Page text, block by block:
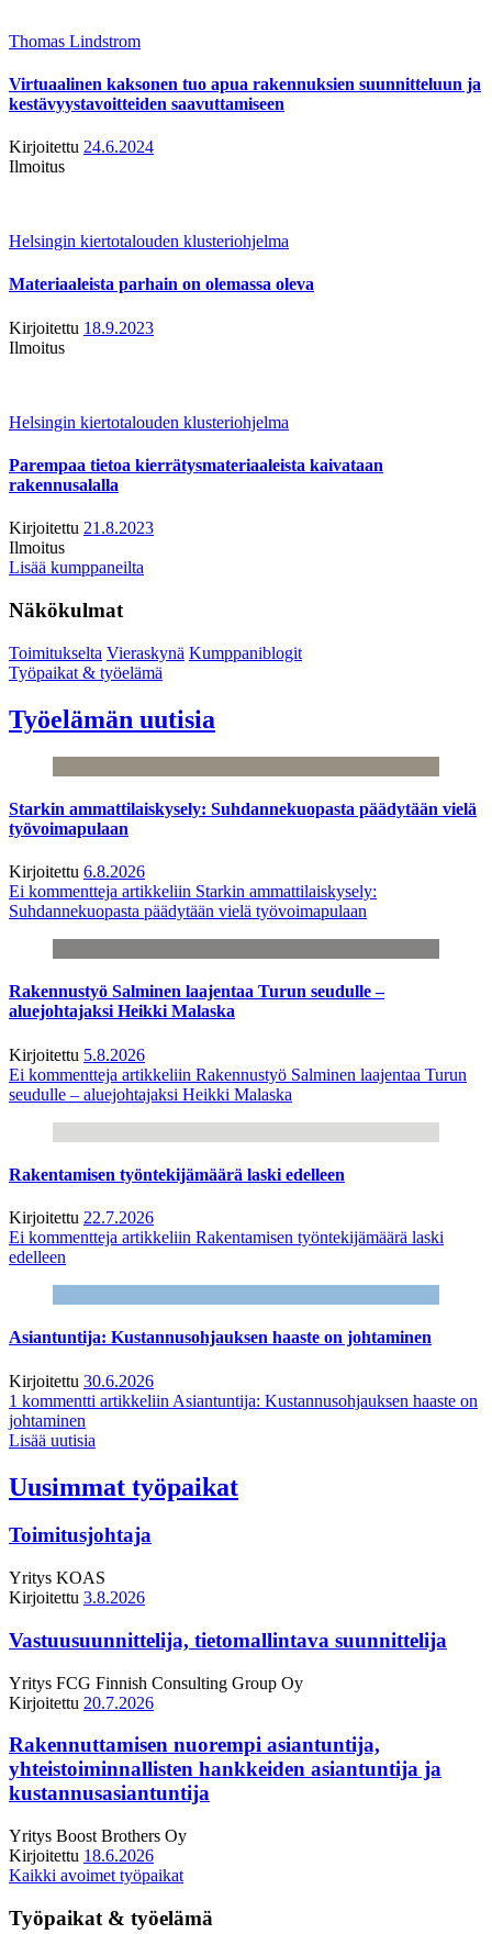
Thomas Lindstrom
Virtuaalinen kaksonen tuo apua rakennuksien suunnitteluun ja
kestävyystavoitteiden saavuttamiseen
Kirjoitettu 24.6.2024
Ilmoitus
Helsingin kiertotalouden klusteriohjelma
Materiaaleista parhain on olemassa oleva
Kirjoitettu 18.9.2023
Ilmoitus
Helsingin kiertotalouden klusteriohjelma
Parempaa tietoa kierrätysmateriaaleista kaivataan
rakennusalalla
Kirjoitettu 21.8.2023
Ilmoitus
Lisää kumppaneilta
Näkökulmat
Toimitukselta Vieraskynä Kumppaniblogit
Työpaikat & työelämä
Työelämän uutisia
Starkin ammattilaiskysely: Suhdannekuopasta päädytään vielä
työvoimapulaan
Kirjoitettu 6.8.2026
Ei kommentteja artikkeliin Starkin ammattilaiskysely:
Suhdannekuopasta päädytään vielä työvoimapulaan
Rakennustyö Salminen laajentaa Turun seudulle –
aluejohtajaksi Heikki Malaska
Kirjoitettu 5.8.2026
Ei kommentteja artikkeliin Rakennustyö Salminen laajentaa Turun
seudulle – aluejohtajaksi Heikki Malaska
Rakentamisen työntekijämäärä laski edelleen
Kirjoitettu 22.7.2026
Ei kommentteja artikkeliin Rakentamisen työntekijämäärä laski
edelleen
Asiantuntija: Kustannusohjauksen haaste on johtaminen
Kirjoitettu 30.6.2026
1 kommentti artikkeliin Asiantuntija: Kustannusohjauksen haaste on
johtaminen
Lisää uutisia
Uusimmat työpaikat
Toimitusjohtaja
Yritys KOAS
Kirjoitettu 3.8.2026
Vastuusuunnittelija, tietomallintava suunnittelija
Yritys FCG Finnish Consulting Group Oy
Kirjoitettu 20.7.2026
Rakennuttamisen nuorempi asiantuntija,
yhteistoiminnallisten hankkeiden asiantuntija ja
kustannusasiantuntija
Yritys Boost Brothers Oy
Kirjoitettu 18.6.2026
Kaikki avoimet työpaikat
Työpaikat & työelämä